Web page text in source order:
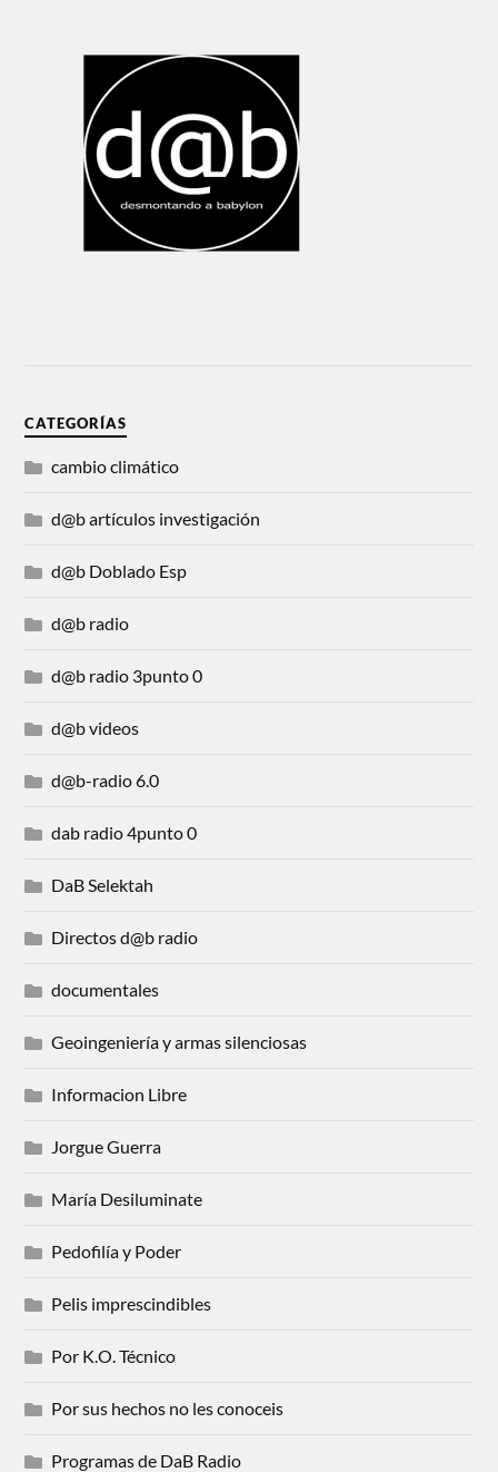
CATEGORÍAS
cambio climático
d@b artículos investigación
d@b Doblado Esp
d@b radio
d@b radio 3punto 0
d@b videos
d@b-radio 6.0
dab radio 4punto 0
DaB Selektah
Directos d@b radio
documentales
Geoingeniería y armas silenciosas
Informacion Libre
Jorgue Guerra
María Desiluminate
Pedofilía y Poder
Pelis imprescindibles
Por K.O. Técnico
Por sus hechos no les conoceis
Programas de DaB Radio